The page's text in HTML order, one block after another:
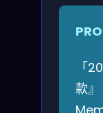
「
款